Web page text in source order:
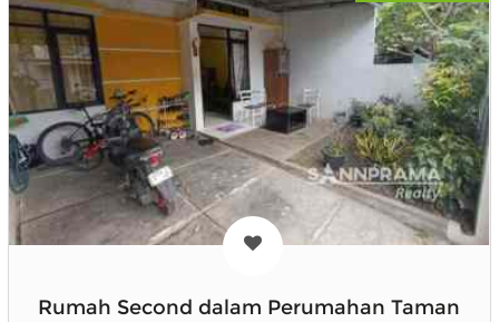
Rumah Second dalam Perumahan Taman